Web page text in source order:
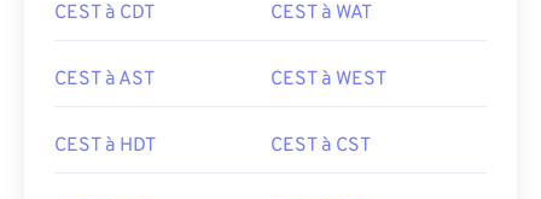
CEST à CDT CEST à WAT
CEST à AST CEST à WEST
CEST à HDT CEST à CST